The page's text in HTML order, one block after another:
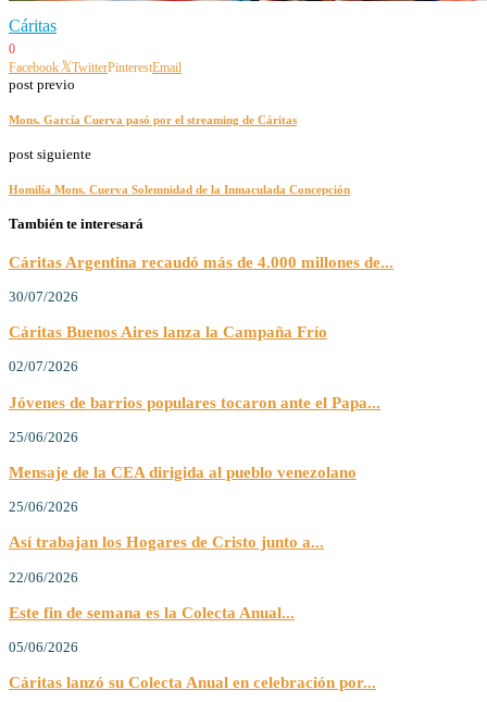
Cáritas
0
Facebook
TwitterPinterestEmail
post previo
Mons. García Cuerva pasó por el streaming de Cáritas
post siguiente
Homilía Mons. Cuerva Solemnidad de la Inmaculada Concepción
También te interesará
Cáritas Argentina recaudó más de 4.000 millones de...
30/07/2026
Cáritas Buenos Aires lanza la Campaña Frío
02/07/2026
Jóvenes de barrios populares tocaron ante el Papa...
25/06/2026
Mensaje de la CEA dirigida al pueblo venezolano
25/06/2026
Así trabajan los Hogares de Cristo junto a...
22/06/2026
Este fin de semana es la Colecta Anual...
05/06/2026
Cáritas lanzó su Colecta Anual en celebración por...